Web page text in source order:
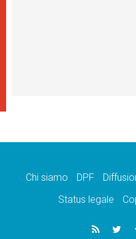
Chi siamo DPF
Status legale